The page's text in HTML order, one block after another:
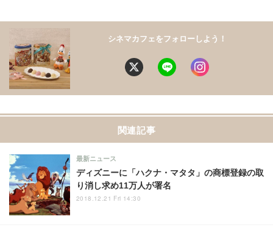
シネマカフェをフォローしよう！
関連記事
ディズニーに「ハクナ・マタタ」の商標登録の取
り消し求め11万人が署名
最新ニュース
2018.12.21 Fri 14:30